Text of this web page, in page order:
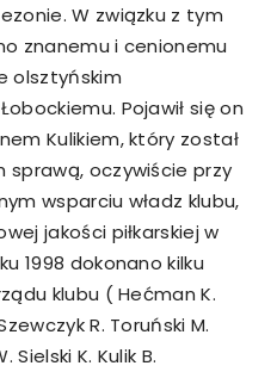
W związku z tym
znanemu i cenionemu
olsztyńskim
Pojawił się on
Kulikiem, który został
sprawą, oczywiście przy
wsparciu władz klubu,
jakości piłkarskiej w
1998 dokonano kilku
klubu ( Hećman K.
R. Toruński M.
Sielski K. Kulik B.